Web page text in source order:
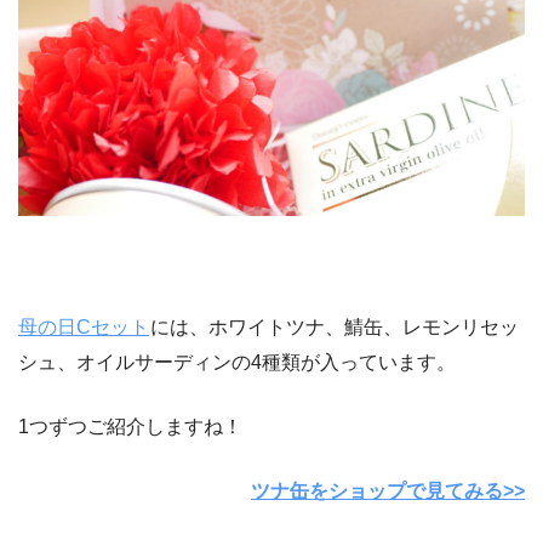
母の日Cセット には、ホワイトツナ、鯖缶、レモンリセッ
シュ、オイルサーディンの4種類が入っています。
1つずつご紹介しますね！
ツナ缶をショップで見てみる>>